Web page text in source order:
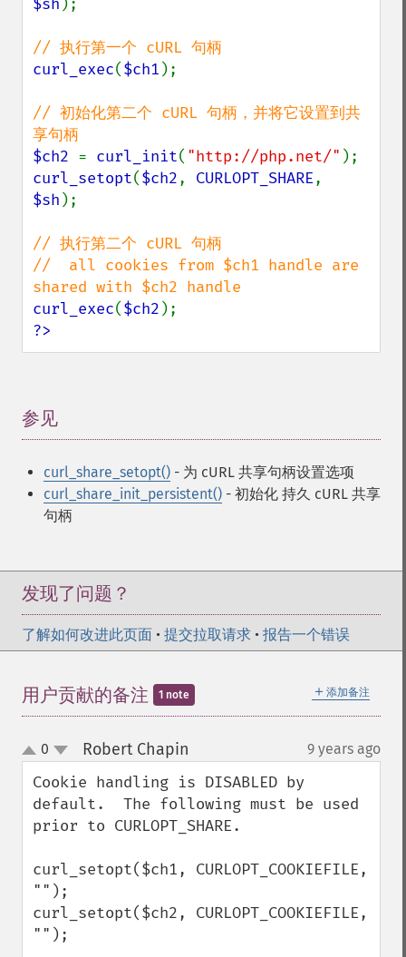
$sh );
curl_exec($ch1 );
// 初始化第二个 cURL 句柄，并将它设置到共
$ch2 = curl_init( "http://php.net/"
curl_setopt($ch2, CURLOPT_SHARE
$sh );
// 执行第二个 cURL 句柄
//  all cookies from $ch1 handle are
curl_exec($ch2
?>
参见
curl_share_setopt() - 为 cURL 共享句柄设置选项
curl_share_init_persistent() - 初始化 持久 cURL 共享
句柄
发现了问题？
了解如何改进此页面 • 提交拉取请求 • 报告一个错误
＋ 添加备注
用户贡献的备注 1 note
up
down
0 Robert Chapin 9 years ago
Cookie handling is DISABLED by
default.  The following must be used
prior to CURLOPT_SHARE.
curl_setopt($ch1, CURLOPT_COOKIEFILE,
"");
curl_setopt($ch2, CURLOPT_COOKIEFILE,
"");